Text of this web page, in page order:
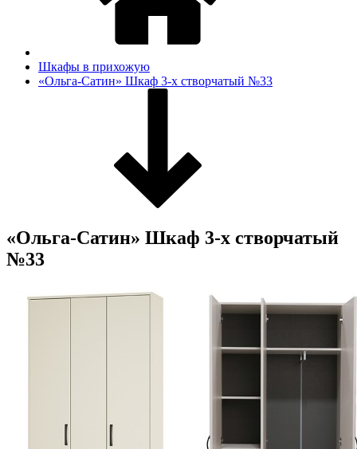
Шкафы в прихожую
«Ольга-Сатин» Шкаф 3-х створчатый №33
«Ольга-Сатин» Шкаф 3-х створчатый
№33